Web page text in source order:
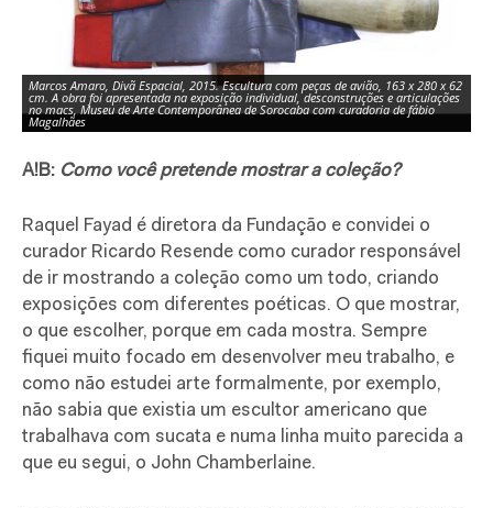
Marcos Amaro, Divã Espacial, 2015. Escultura com peças de avião, 163 x 280 x 62
cm. A obra foi apresentada na exposição individual, desconstruções e articulações
no macs, Museu de Arte Contemporânea de Sorocaba com curadoria de fábio
Magalhães
A!B: Como você pretende mostrar a coleção?
Raquel Fayad é diretora da Fundação e convidei o
curador Ricardo Resende como curador responsável
de ir mostrando a coleção como um todo, criando
exposições com diferentes poéticas. O que mostrar,
o que escolher, porque em cada mostra. Sempre
fiquei muito focado em desenvolver meu trabalho, e
como não estudei arte formalmente, por exemplo,
não sabia que existia um escultor americano que
trabalhava com sucata e numa linha muito parecida a
que eu segui, o John Chamberlaine.